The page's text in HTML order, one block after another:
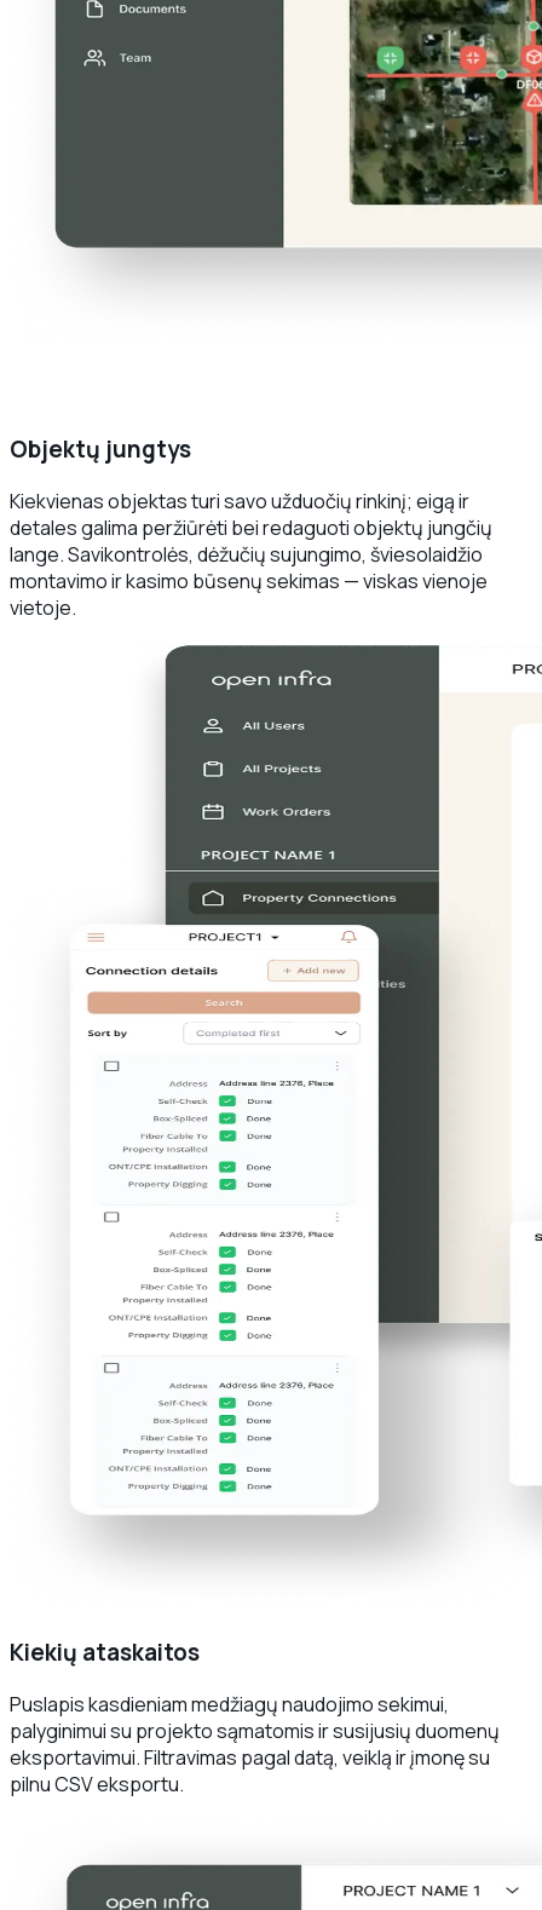
Objektų jungtys
Kiekvienas objektas turi savo užduočių rinkinį; eigą ir
detales galima peržiūrėti bei redaguoti objektų jungčių
lange. Savikontrolės, dėžučių sujungimo, šviesolaidžio
montavimo ir kasimo būsenų sekimas — viskas vienoje
vietoje.
Kiekių ataskaitos
Puslapis kasdieniam medžiagų naudojimo sekimui,
palyginimui su projekto sąmatomis ir susijusių duomenų
eksportavimui. Filtravimas pagal datą, veiklą ir įmonę su
pilnu CSV eksportu.